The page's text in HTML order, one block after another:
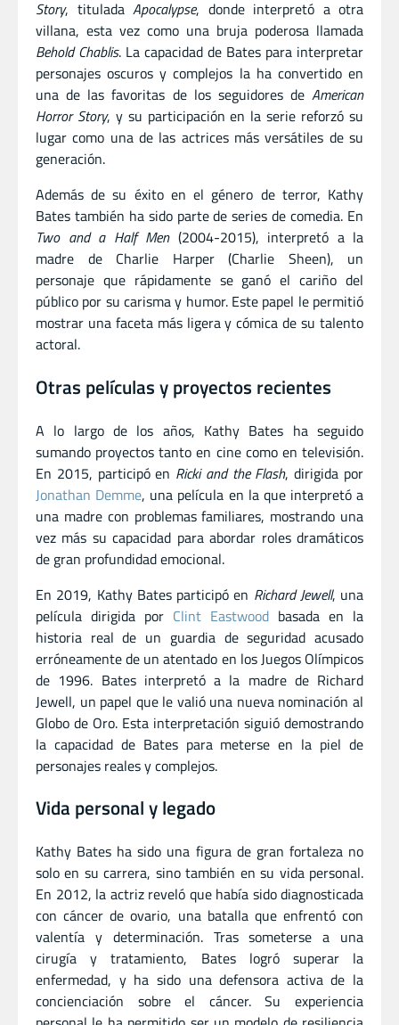
Story, titulada Apocalypse, donde interpretó a otra
villana, esta vez como una bruja poderosa llamada
Behold Chablis. La capacidad de Bates para interpretar
personajes oscuros y complejos la ha convertido en
una de las favoritas de los seguidores de American
Horror Story, y su participación en la serie reforzó su
lugar como una de las actrices más versátiles de su
generación.
Además de su éxito en el género de terror, Kathy
Bates también ha sido parte de series de comedia. En
Two and a Half Men(2004-2015), interpretó a la
madre de Charlie Harper (Charlie Sheen), un
personaje que rápidamente se ganó el cariño del
público por su carisma y humor. Este papel le permitió
mostrar una faceta más ligera y cómica de su talento
actoral.
Otras películas y proyectos recientes
A lo largo de los años, Kathy Bates ha seguido
sumando proyectos tanto en cine como en televisión.
En 2015, participó en Ricki and the Flash, dirigida por
Jonathan Demme, una película en la que interpretó a
una madre con problemas familiares, mostrando una
vez más su capacidad para abordar roles dramáticos
de gran profundidad emocional.
En 2019, Kathy Bates participó en Richard Jewell, una
película dirigida por Clint Eastwood basada en la
historia real de un guardia de seguridad acusado
erróneamente de un atentado en los Juegos Olímpicos
de 1996. Bates interpretó a la madre de Richard
Jewell, un papel que le valió una nueva nominación al
Globo de Oro. Esta interpretación siguió demostrando
la capacidad de Bates para meterse en la piel de
personajes reales y complejos.
Vida personal y legado
Kathy Bates ha sido una figura de gran fortaleza no
solo en su carrera, sino también en su vida personal.
En 2012, la actriz reveló que había sido diagnosticada
con cáncer de ovario, una batalla que enfrentó con
valentía y determinación. Tras someterse a una
cirugía y tratamiento, Bates logró superar la
enfermedad, y ha sido una defensora activa de la
concienciación sobre el cáncer. Su experiencia